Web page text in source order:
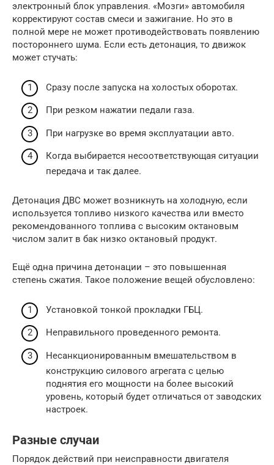
электронный блок управления. «Мозги» автомобиля
корректируют состав смеси и зажигание. Но это в
полной мере не может противодействовать появлению
постороннего шума. Если есть детонация, то движок
может стучать:
Сразу после запуска на холостых оборотах.
При резком нажатии педали газа.
При нагрузке во время эксплуатации авто.
Когда выбирается несоответствующая ситуации
передача и так далее.
Детонация ДВС может возникнуть на холодную, если
используется топливо низкого качества или вместо
рекомендованного топлива с высоким октановым
числом залит в бак низко октановый продукт.
Ещё одна причина детонации – это повышенная
степень сжатия. Такое положение вещей обусловлено:
Установкой тонкой прокладки ГБЦ.
Неправильного проведенного ремонта.
Несанкционированным вмешательством в
конструкцию силового агрегата с целью
поднятия его мощности на более высокий
уровень, который будет отличаться от заводских
настроек.
Разные случаи
Порядок действий при неисправности двигателя